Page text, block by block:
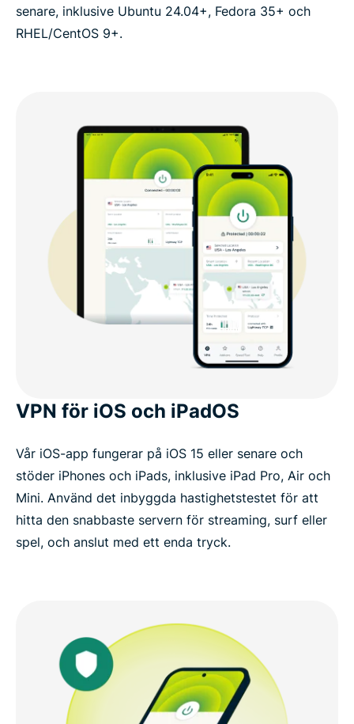
senare, inklusive Ubuntu 24.04+, Fedora 35+ och
RHEL/CentOS 9+.
VPN för iOS och iPadOS
Vår iOS-app fungerar på iOS 15 eller senare och
stöder iPhones och iPads, inklusive iPad Pro, Air och
Mini. Använd det inbyggda hastighetstestet för att
hitta den snabbaste servern för streaming, surf eller
spel, och anslut med ett enda tryck.